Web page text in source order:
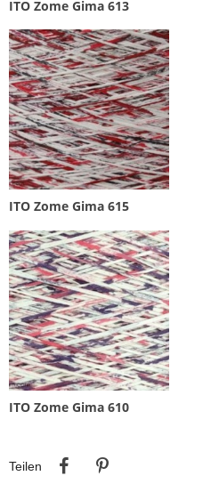
ITO Zome Gima 613
ITO Zome Gima 615
ITO Zome Gima 610
Teilen
Teilen